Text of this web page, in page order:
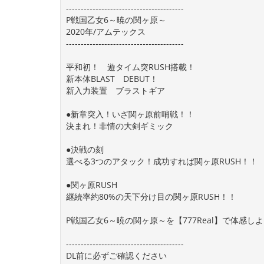
----------------------------------------
P戦国乙女6～暁の関ヶ原～
2020年/アムテックス
----------------------------------------
平和初！ 遊タイム突RUSH搭載！
新本体BLAST DEBUT！
新入力装置 ブラストギア
●新章突入！いざ関ヶ原前哨戦！！
決まれ！非情の大剣ギミック
●決戦の刻
選べる3つのアタック！成功すれば関ヶ原RUSH！！
●関ヶ原RUSH
継続率約80%の天下分け目の関ヶ原RUSH！！
P戦国乙女6～暁の関ヶ原～を【777Real】で体感し
----------------------------------------
DL前に必ずご確認ください